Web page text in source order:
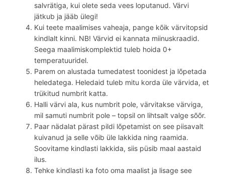
salvrätiga, kui olete seda vees loputanud. Värvi
jätkub ja jääb ülegi!
Kui teete maalimises vaheaja, pange kõik värvitopsid
kindlalt kinni. NB! Värvid ei kannata miinuskraadid.
Seega maalimiskomplektid tuleb hoida 0+
temperatuuridel.
Parem on alustada tumedatest toonidest ja lõpetada
heledatega. Heledaid tuleb mitu korda üle värvida, et
trükitud numbrit katta.
Halli värvi ala, kus numbrit pole, värvitakse värviga,
mil samuti numbrit pole – topsil on lihtsalt valge sõõr.
Paar nädalat pärast pildi lõpetamist on see piisavalt
kuivanud ja selle võib üle lakkida ning raamida.
Soovitame kindlasti lakkida, siis püsib maal aastaid
ilus.
Tehke kindlasti ka foto oma maalist ja lisage see